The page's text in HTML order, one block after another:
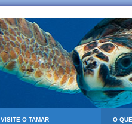
VISITE O TAMAR O